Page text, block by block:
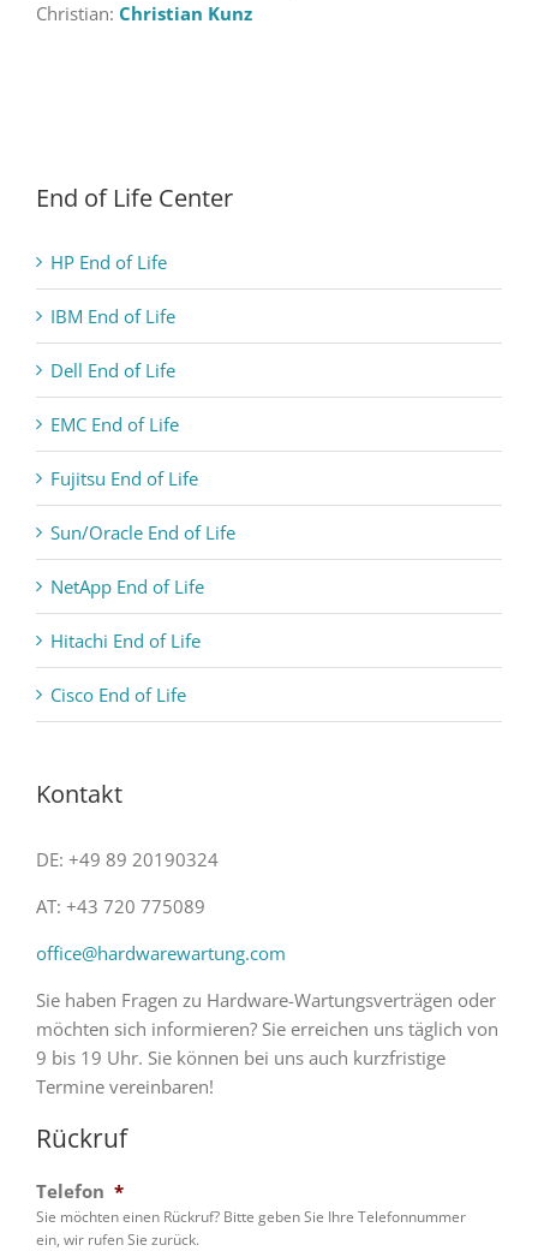
Christian: Christian Kunz
End of Life Center
HP End of Life
IBM End of Life
Dell End of Life
EMC End of Life
Fujitsu End of Life
Sun/Oracle End of Life
NetApp End of Life
Hitachi End of Life
Cisco End of Life
Kontakt
DE: +49 89 20190324
AT: +43 720 775089
office@hardwarewartung.com
Sie haben Fragen zu Hardware-Wartungsverträgen oder
möchten sich informieren? Sie erreichen uns täglich von
9 bis 19 Uhr. Sie können bei uns auch kurzfristige
Termine vereinbaren!
Rückruf
Telefon *
Sie möchten einen Rückruf? Bitte geben Sie Ihre Telefonnummer
ein, wir rufen Sie zurück.